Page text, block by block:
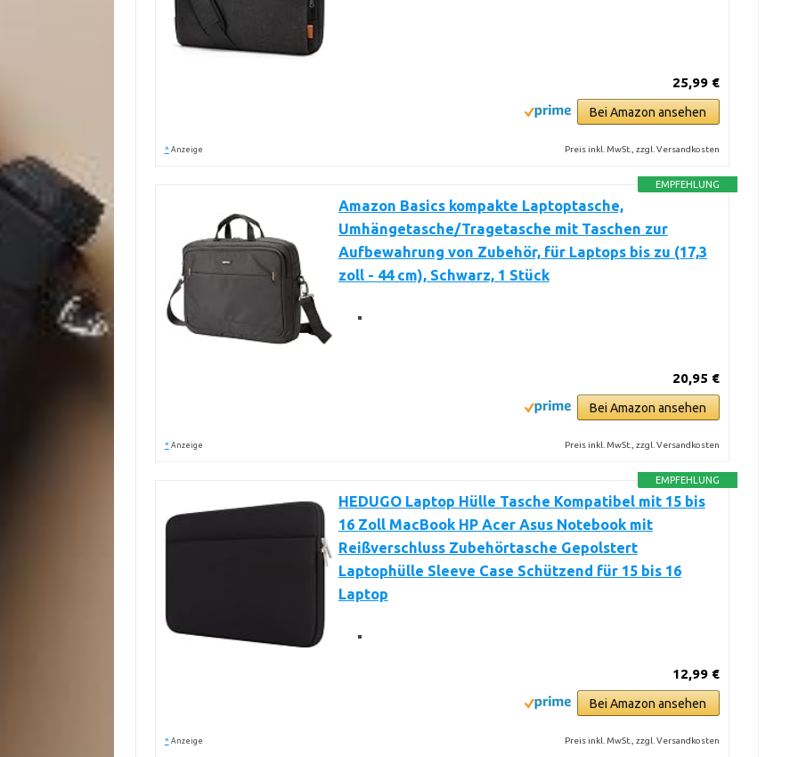
25,99 €
Bei Amazon ansehen
* Anzeige Preis inkl. MwSt., zzgl. Versandkosten
EMPFEHLUNG
Amazon Basics kompakte Laptoptasche,
Umhängetasche/Tragetasche mit Taschen zur
Aufbewahrung von Zubehör, für Laptops bis zu (17,3
zoll - 44 cm), Schwarz, 1 Stück
20,95 €
Bei Amazon ansehen
* Anzeige Preis inkl. MwSt., zzgl. Versandkosten
EMPFEHLUNG
HEDUGO Laptop Hülle Tasche Kompatibel mit 15 bis
16 Zoll MacBook HP Acer Asus Notebook mit
Reißverschluss Zubehörtasche Gepolstert
Laptophülle Sleeve Case Schützend für 15 bis 16
Laptop
12,99 €
Bei Amazon ansehen
* Anzeige Preis inkl. MwSt., zzgl. Versandkosten